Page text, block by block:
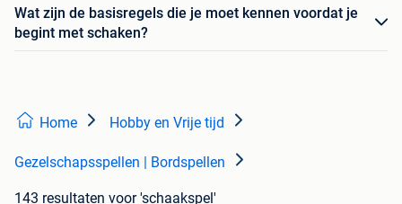
Wat zijn de basisregels die je moet kennen voordat je
begint met schaken?
Home Hobby en Vrije tijd
Gezelschapsspellen | Bordspellen
143 resultaten voor 'schaakspel'